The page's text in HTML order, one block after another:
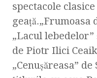
spectacole
geaţă.„Frumoasa
„Lacul lebedelor”
de Piotr Ilici
„Cenuşăreasa”